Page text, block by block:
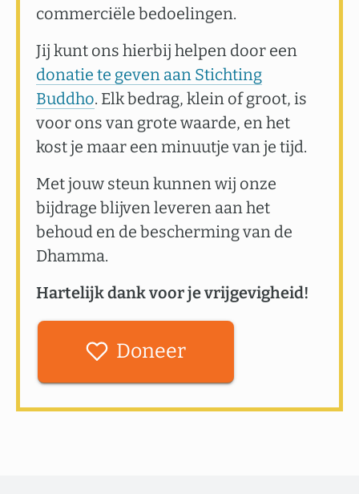
commerciële bedoelingen.
Jij kunt ons hierbij helpen door een
donatie te geven aan Stichting
Buddho. Elk bedrag, klein of groot, is
voor ons van grote waarde, en het
kost je maar een minuutje van je tijd.
Met jouw steun kunnen wij onze
bijdrage blijven leveren aan het
behoud en de bescherming van de
Dhamma.
Hartelijk dank voor je vrijgevigheid!
Doneer